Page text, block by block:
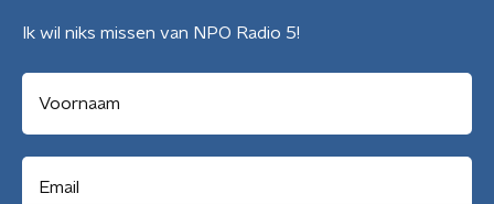
Ik wil niks missen van NPO Radio 5!